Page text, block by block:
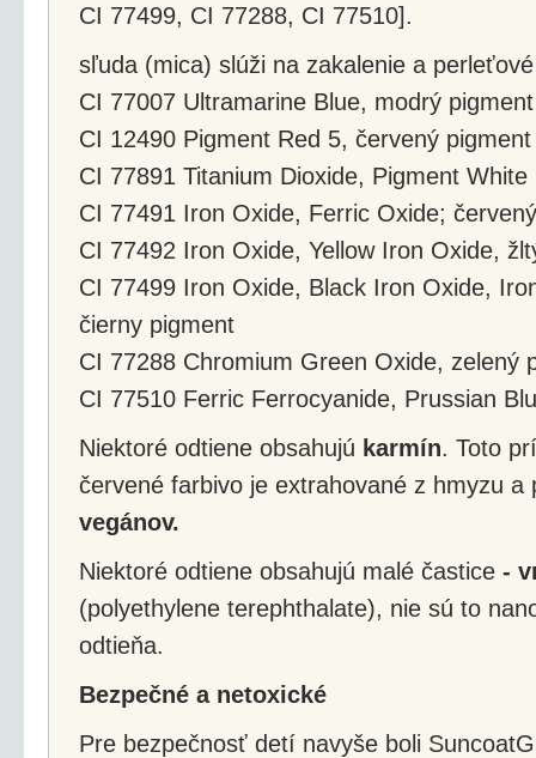
CI 77499, CI 77288, CI 77510].
sľuda (mica) slúži na zakalenie a
CI 77007 Ultramarine Blue, modrý pigment
CI 12490 Pigment Red 5, červený pigment
CI 77891 Titanium Dioxide, Pigment
CI 77491 Iron Oxide, Ferric Oxide;
CI 77492 Iron Oxide, Yellow Iron Oxide,
CI 77499 Iron Oxide, Black Iron Oxide,
čierny pigment
CI 77288 Chromium Green Oxide, zelený
CI 77510 Ferric Ferrocyanide, Prussian
Niektoré odtiene obsahujú karmín. Toto
červené farbivo je extrahované z hmyzu
vegánov.
Niektoré odtiene obsahujú malé častice -
(polyethylene terephthalate), nie sú to
odtieňa.
Bezpečné a netoxické
Pre bezpečnosť detí navyše boli